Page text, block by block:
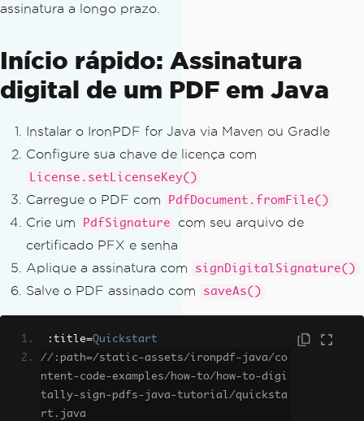
assinatura a longo prazo.
Início rápido: Assinatura
digital de um PDF em Java
Instalar o IronPDF for Java via Maven ou Gradle
Configure sua chave de licença com
License.setLicenseKey()
Carregue o PDF com PdfDocument.fromFile()
Crie um PdfSignature
com seu arquivo de
certificado PFX e senha
Aplique a assinatura com
signDigitalSignature()
Salve o PDF assinado com saveAs()
: title=Quickstart
//:path=/static-assets/ironpdf-java/co
ntent-code-examples/how-to/how-to-digi
tally-sign-pdfs-java-tutorial/quicksta
rt.java